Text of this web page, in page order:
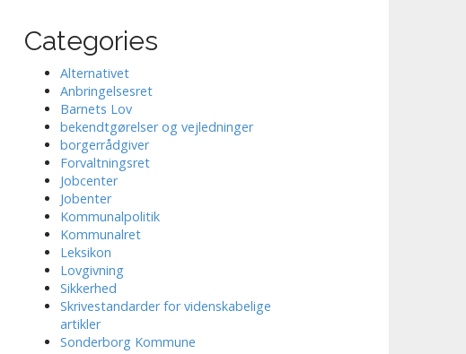
Categories
Alternativet
Anbringelsesret
Barnets Lov
bekendtgørelser og vejledninger
borgerrådgiver
Forvaltningsret
Jobcenter
Jobenter
Kommunalpolitik
Kommunalret
Leksikon
Lovgivning
Sikkerhed
Skrivestandarder for videnskabelige
artikler
Sonderborg Kommune